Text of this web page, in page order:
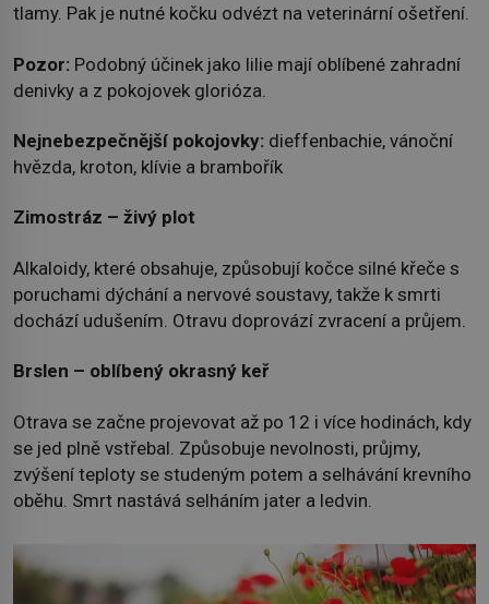
tlamy. Pak je nutné kočku odvézt na veterinární ošetření.
Pozor: Podobný účinek jako lilie mají oblíbené zahradní
denivky a z pokojovek glorióza.
Nejnebezpečnější pokojovky: dieffenbachie, vánoční
hvězda, kroton, klívie a brambořík
Zimostráz – živý plot
Alkaloidy, které obsahuje, způsobují kočce silné křeče s
poruchami dýchání a nervové soustavy, takže k smrti
dochází udušením. Otravu doprovází zvracení a průjem.
Brslen – oblíbený okrasný keř
Otrava se začne projevovat až po 12 i více hodinách, kdy
se jed plně vstřebal. Způsobuje nevolnosti, průjmy,
zvýšení teploty se studeným potem a selhávání krevního
oběhu. Smrt nastává selháním jater a ledvin.